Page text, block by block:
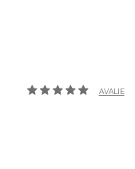
AVALIE